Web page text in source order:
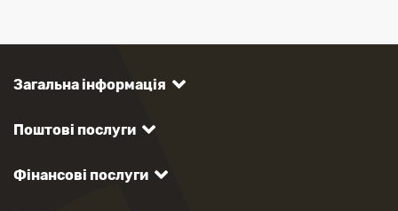
Загальна інформація
Поштові послуги
Фінансові послуги